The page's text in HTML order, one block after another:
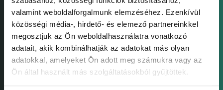
valamint weboldalforgalmunk elemzéséhez. Ezenkívül
közösségi média-, hirdető- és elemező partnereinkkel
megosztjuk az Ön weboldalhasználatra vonatkozó
adatait, akik kombinálhatják az adatokat más olyan
adatokkal, amelyeket Ön adott meg számukra vagy az
Ön által használt más szolgáltatásokból gyűjtöttek.
GABLINI
Gablini
Környezetvédelem